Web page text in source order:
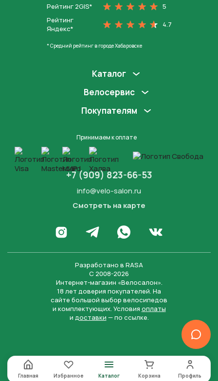
Рейтинг 2GIS*
5
Рейтинг
Яндекс*
4.7
* Средний рейтинг в городе Хабаровске
Каталог
Велосервис
Покупателям
Принимаем к оплате
+7 (909) 823-66-53
info@velo-salon.ru
Смотреть на карте
Перейти в Инстаграм
Написать в Телеграм
Написать в WhatsApp
Перейти во
Разработано в RASA
С 2008-2026
Интернет-магазин «Велосалон».
18 лет доверия покупателей. На
сайте большой выбор велосипедов
и комплектующих. Условия оплаты
и доставки — по ссылке.
Главная Избранное Каталог Корзина Профиль
Нажимая на кнопку “Отправить заявку”, вы даете
согласие на обработку персональных данных и
соглашаетесь с политикой конфиденциальности